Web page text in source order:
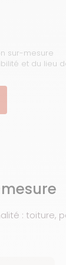
sur-mesure
et du lieu
: toiture,